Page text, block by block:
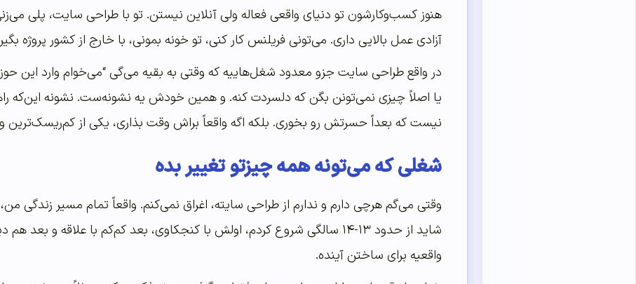
هنوز کسب‌و‌کارشون تو دنیای واقعی فعاله ولی آنلاین نیستن. تو با طراحی سایت، پلی
آزادی عمل بالایی داری. می‌تونی فریلنس کار کنی، تو خونه بمونی، با خارج از کشور پروژه
در واقع طراحی سایت جزو معدود شغل‌هاییه که وقتی به بقیه می‌گی “می‌خوام وارد این
یا اصلاً چیزی نمی‌تونن بگن که دلسردت کنه. و همین خودش یه نشونه‌ست. نشونه
نیست که بعداً حسرتش رو بخوری. بلکه اگه واقعاً براش وقت بذاری، یکی از کم‌ریسک‌ترین و
شغلی که می‌تونه همه چیزتو تغییر بده
وقتی می‌گم هرچی دارم و ندارم از طراحی سایته، اغراق نمی‌کنم. واقعاً تمام مسیر زندگی
شاید از حدود ۱۳-۱۴ سالگی شروع کردم، اولش با کنجکاوی، بعد کم‌کم با
واقعیه برای ساختن آینده‌.